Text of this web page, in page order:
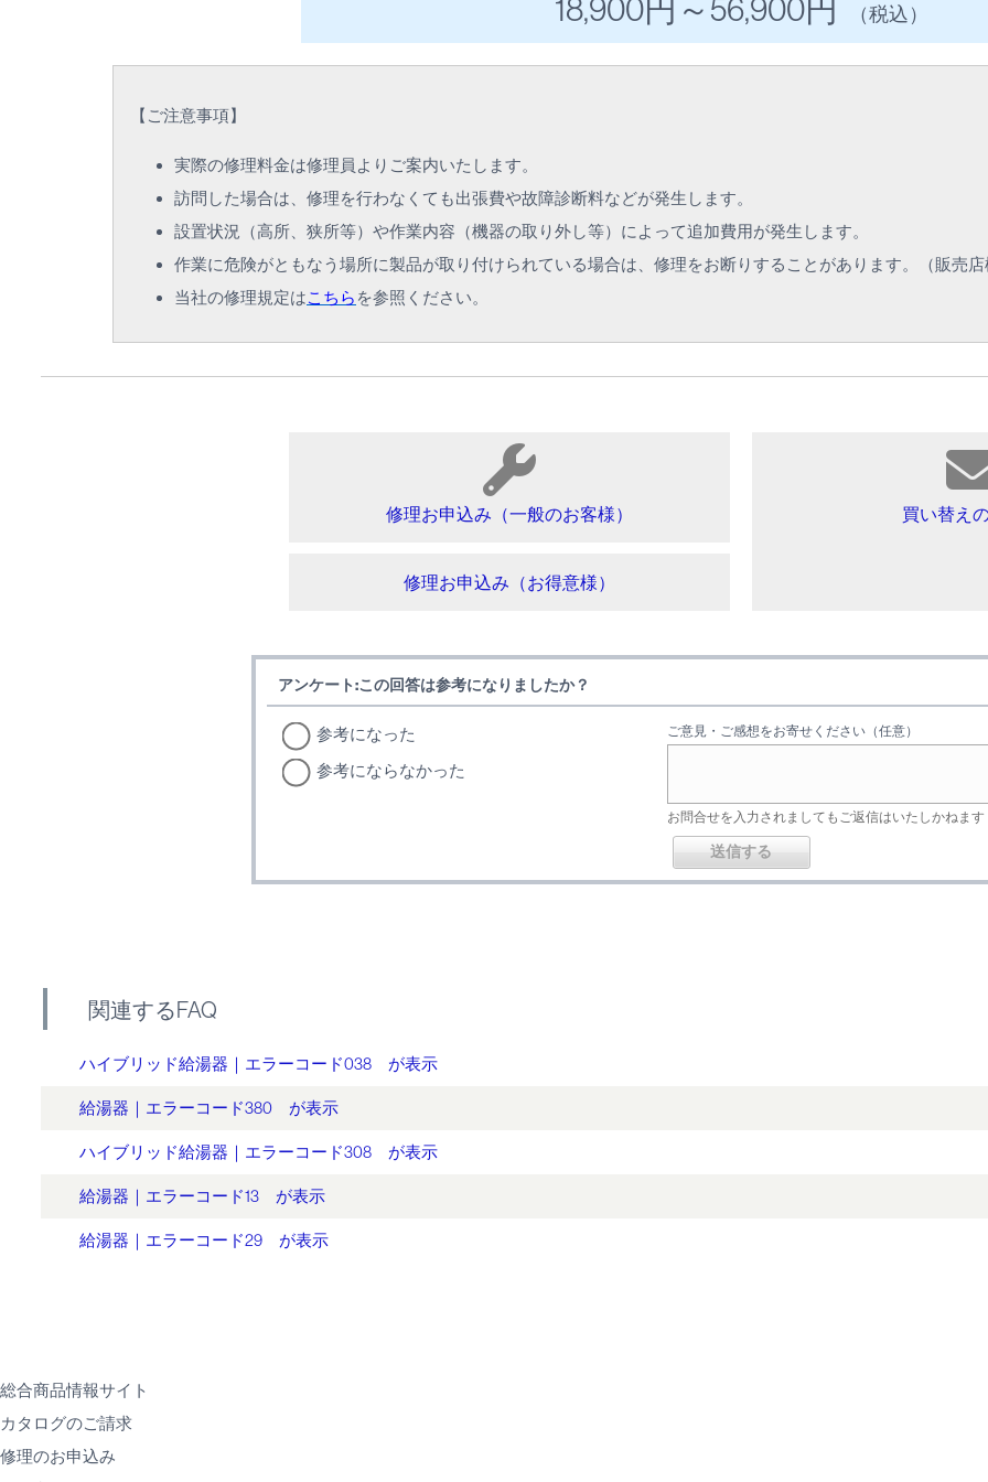
18,900円 ～56,900円 （税込）
【 ご注意事項】
実際の修理料金は修理員よりご案内いたします。
訪問した場合は、修理を行わなくても出張費や故障診断料などが発生します。
設置状況（高所、狭所等）や作業内容（機器の取り外し等）によって追加費用が発生します。
作業に危険がともなう場所に製品が取り付けられている場合は、修理をお断りすることがあります。（販売
当社の修理規定はこちら を参照ください。
修理お申込み（一般のお客様）
修理お申込み（お得意様）
買い替え
アンケート:この回答は参考になりましたか？
参考になった
参考にならなかった
ご意見・ご感想をお寄せください（任意）
お問合せを入力されましてもご返信はいたしかねます
関連するFAQ
ハイブリッド給湯器｜エラーコード038 が表示
給湯器｜エラーコード380 が表示
ハイブリッド給湯器｜エラーコード308 が表示
給湯器｜エラーコード13 が表示
給湯器｜エラーコード29 が表示
総合商品情報サイト
カタログのご請求
修理のお申込み